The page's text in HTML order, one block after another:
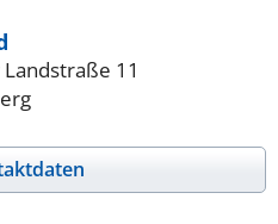
11